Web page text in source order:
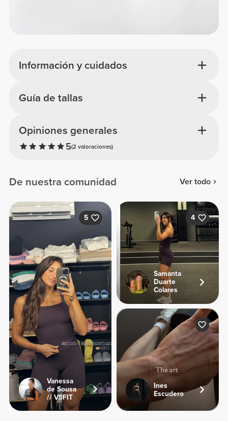
Información y cuidados
Opiniones generales
5(2 valoraciones)
Guía de tallas
De nuestra comunidad Ver todo
5
Vanessa
de Sousa
// VSFIT
4
Samanta
Duarte
Colares
Ines
Escudero